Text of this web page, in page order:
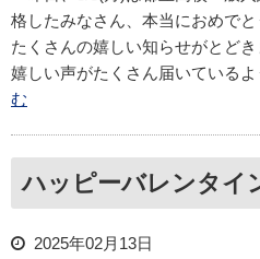
格したみなさん、本当におめで
たくさんの嬉しい知らせがとど
嬉しい声がたくさん届いている
む
ハッピーバレンタイ
2025年02月13日